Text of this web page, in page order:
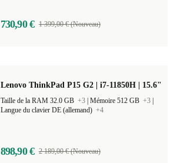
730,90 € 1 399,00 € (Nouveau)
Lenovo ThinkPad P15 G2 | i7-11850H | 15.6"
Taille de la RAM 32.0 GB +3 Mémoire 512 GB +3
Langue du clavier DE (allemand) +4
898,90 € 2 189,00 € (Nouveau)